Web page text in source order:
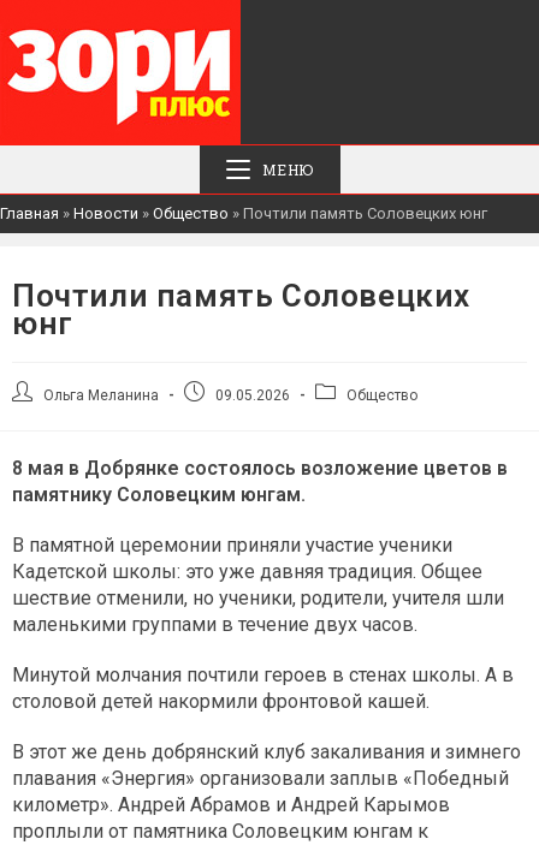
МЕНЮ
Главная » Новости » Общество » Почтили память Соловецких юнг
Почтили память Соловецких
юнг
АвторОльга Меланина
Запись09.05.2026
РубрикаОбщество
8 мая в Добрянке состоялось возложение цветов в
памятнику Соловецким юнгам.
В памятной церемонии приняли участие ученики
Кадетской школы: это уже давняя традиция. Общее
шествие отменили, но ученики, родители, учителя шли
маленькими группами в течение двух часов.
Минутой молчания почтили героев в стенах школы. А в
столовой детей накормили фронтовой кашей.
В этот же день добрянский клуб закаливания и зимнего
плавания «Энергия» организовали заплыв «Победный
километр». Андрей Абрамов и Андрей Карымов
проплыли от памятника Соловецким юнгам к